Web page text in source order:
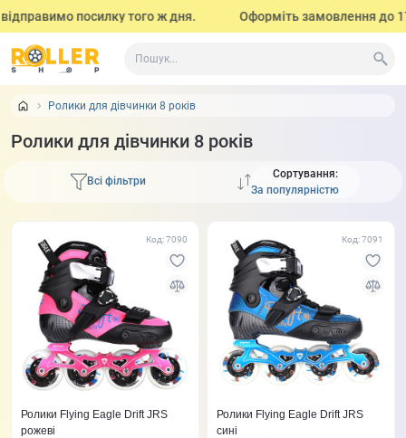
посилку того ж дня. Оформіть замовлення до 17:00
Ролики для дівчинки 8 років
Ролики для дівчинки 8 років
Всі фільтри
Сортування:
Код: 7090
Ролики Flying Eagle Drift JRS
рожеві
Код: 7091
Ролики Flying Eagle Drift JRS
сині